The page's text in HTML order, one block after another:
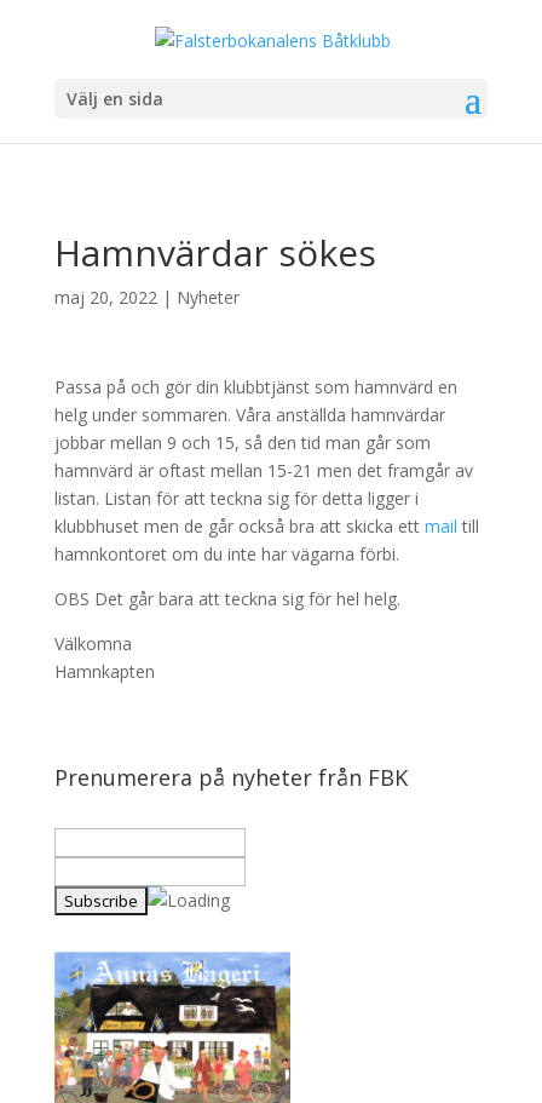
Välj en sida
Hamnvärdar sökes
maj 20, 2022| Nyheter
Passa på och gör din klubbtjänst som hamnvärd en
helg under sommaren. Våra anställda hamnvärdar
jobbar mellan 9 och 15, så den tid man går som
hamnvärd är oftast mellan 15-21 men det framgår av
listan. Listan för att teckna sig för detta ligger i
klubbhuset men de går också bra att skicka ett mail till
hamnkontoret om du inte har vägarna förbi.
OBS Det går bara att teckna sig för hel helg.
Välkomna
Hamnkapten
Prenumerera på nyheter från FBK